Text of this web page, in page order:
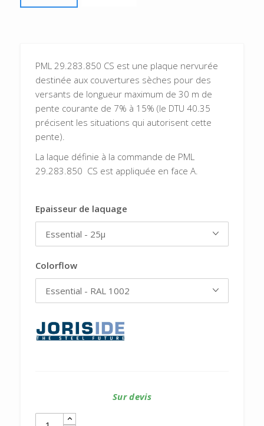
PML 29.283.850 CS est une plaque nervurée
destinée aux couvertures sèches pour des
versants de longueur maximum de 30 m de
pente courante de 7% à 15% (le DTU 40.35
précisent les situations qui autorisent cette
pente).
La laque définie à la commande de PML
29.283.850 CS est appliquée en face A.
Epaisseur de laquage
Colorflow
Sur devis